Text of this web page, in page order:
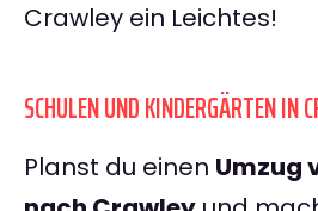
Crawley ein Leichtes!
SCHULEN UND KINDERGÄRTEN IN
Planst du einen Umzug